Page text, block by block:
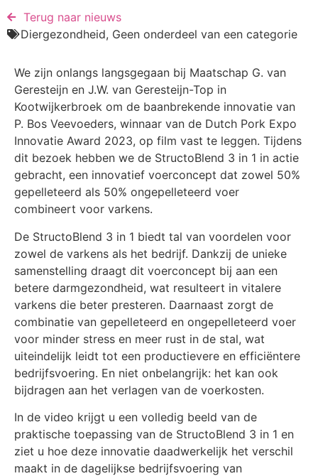
Terug naar nieuws​
Diergezondheid, Geen onderdeel van een categorie
We zijn onlangs langsgegaan bij Maatschap G. van
Geresteijn en J.W. van Geresteijn-Top in
Kootwijkerbroek om de baanbrekende innovatie van
P. Bos Veevoeders, winnaar van de Dutch Pork Expo
Innovatie Award 2023, op film vast te leggen. Tijdens
dit bezoek hebben we de StructoBlend 3 in 1 in actie
gebracht, een innovatief voerconcept dat zowel 50%
gepelleteerd als 50% ongepelleteerd voer
combineert voor varkens.
De StructoBlend 3 in 1 biedt tal van voordelen voor
zowel de varkens als het bedrijf. Dankzij de unieke
samenstelling draagt dit voerconcept bij aan een
betere darmgezondheid, wat resulteert in vitalere
varkens die beter presteren. Daarnaast zorgt de
combinatie van gepelleteerd en ongepelleteerd voer
voor minder stress en meer rust in de stal, wat
uiteindelijk leidt tot een productievere en efficiëntere
bedrijfsvoering. En niet onbelangrijk: het kan ook
bijdragen aan het verlagen van de voerkosten.
In de video krijgt u een volledig beeld van de
praktische toepassing van de StructoBlend 3 in 1 en
ziet u hoe deze innovatie daadwerkelijk het verschil
maakt in de dagelijkse bedrijfsvoering van